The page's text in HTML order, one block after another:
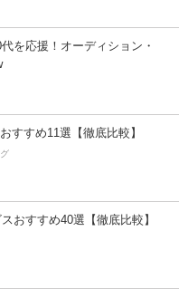
を応援！オーディション・
すすめ11選【徹底比較】
おすすめ40選【徹底比較】